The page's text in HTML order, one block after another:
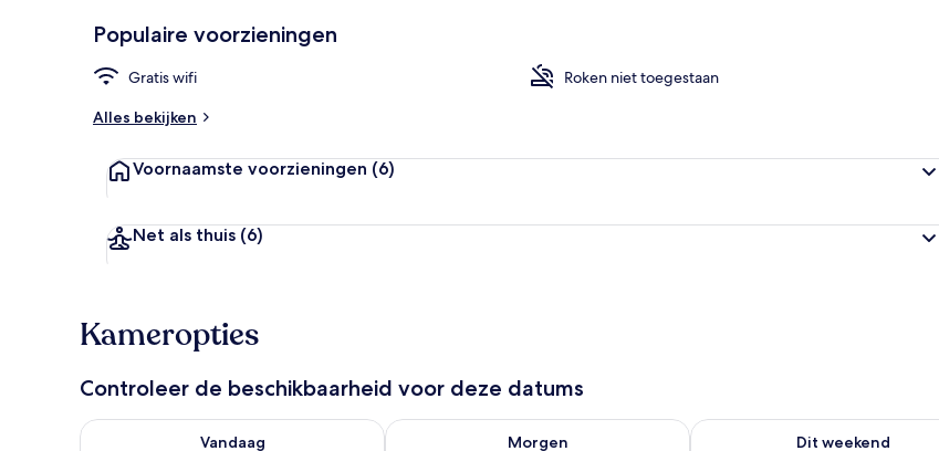
Populaire voorzieningen
Gratis wifi
Roken niet toegestaan
Alles bekijken
Voornaamste voorzieningen (6)
Net als thuis (6)
Kameropties
Controleer de beschikbaarheid voor deze datums
Vandaag
De beschikbaarheid controleren voor vanavond aug 9 - aug 10
Morgen
De beschikbaarheid controleren voor morgen aug 10 - aug 11
Dit weekend
De beschikbaarheid